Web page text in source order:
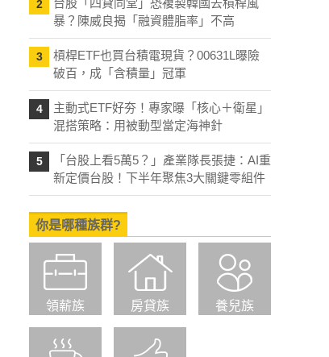
2
台股「四貸同堂」恐複製韓國去槓桿風
暴？陳威良揭「融資體脂率」不高
3
槓桿ETF也買台積電現貨？00631L曝險
破百，成「含積量」冠軍
4
主動式ETF好夯！專家曝「核心＋衛星」
混搭策略：用被動型當定海神針
5
「台股上看5萬5？」產業隊長張捷：AI重
新定價台股！下半年聚焦3大關鍵零組件
你是哪種族群?
領薪族 房貸族 養兒族